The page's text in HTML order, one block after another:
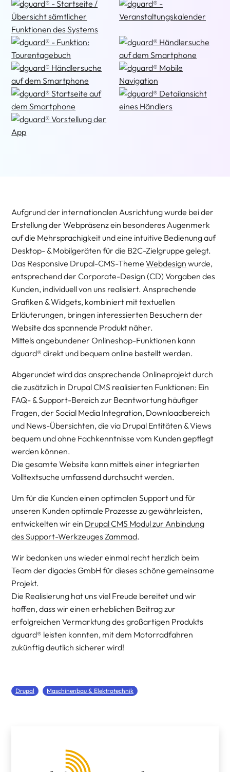
Aufgrund der internationalen Ausrichtung wurde bei der
Erstellung der Webpräsenz ein besonderes Augenmerk
auf die Mehrsprachigkeit und eine intuitive Bedienung auf
Desktop- & Mobilgeräten für die B2C-Zielgruppe gelegt.
Das Responsive Drupal-CMS-ThemeWebdesign wurde,
entsprechend der Corporate-Design (CD) Vorgaben des
Kunden, individuell von uns realisiert. Ansprechende
Grafiken & Widgets, kombiniert mit textuellen
Erläuterungen, bringen interessierten Besuchern der
Website das spannende Produkt näher.
Mittels angebundener Onlineshop-Funktionen kann
dguard® direkt und bequem online bestellt werden.
Abgerundet wird das ansprechende Onlineprojekt durch
die zusätzlich in Drupal CMS realisierten Funktionen: Ein
FAQ- & Support-Bereich zur Beantwortung häufiger
Fragen, der Social Media Integration, Downloadbereich
und News-Übersichten, die via Drupal Entitäten & Views
bequem und ohne Fachkenntnisse vom Kunden gepflegt
werden können.
Die gesamte Website kann mittels einer integrierten
Volltextsuche umfassend durchsucht werden.
Um für die Kunden einen optimalen Support und für
unseren Kunden optimale Prozesse zu gewährleisten,
entwickelten wir ein Drupal CMS Modul zur Anbindung
des Support-Werkzeuges Zammad.
Wir bedanken uns wieder einmal recht herzlich beim
Team der digades GmbH für dieses schöne gemeinsame
Projekt.
Die Realisierung hat uns viel Freude bereitet und wir
hoffen, dass wir einen erheblichen Beitrag zur
erfolgreichen Vermarktung des großartigen Produkts
dguard® leisten konnten, mit dem Motorradfahren
zukünftig deutlich sicherer wird!
Drupal Maschinenbau & Elektrotechnik